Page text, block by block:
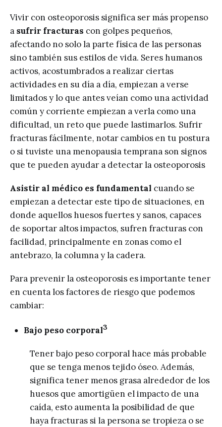
Vivir con osteoporosis significa ser más propenso
a sufrir fracturas con golpes pequeños,
afectando no solo la parte física de las personas
sino también sus estilos de vida. Seres humanos
activos, acostumbrados a realizar ciertas
actividades en su día a día, empiezan a verse
limitados y lo que antes veían como una actividad
común y corriente empiezan a verla como una
dificultad, un reto que puede lastimarlos. Sufrir
fracturas fácilmente, notar cambios en tu postura
o si tuviste una menopausia temprana son signos
que te pueden ayudar a detectar la osteoporosis
Asistir al médico es fundamental cuando se
empiezan a detectar este tipo de situaciones, en
donde aquellos huesos fuertes y sanos, capaces
de soportar altos impactos, sufren fracturas con
facilidad, principalmente en zonas como el
antebrazo, la columna y la cadera.
Para prevenir la osteoporosis es importante tener
en cuenta los factores de riesgo que podemos
cambiar:
Bajo peso corporal3
Tener bajo peso corporal hace más probable
que se tenga menos tejido óseo. Además,
significa tener menos grasa alrededor de los
huesos que amortigüen el impacto de una
caída, esto aumenta la posibilidad de que
haya fracturas si la persona se tropieza o se